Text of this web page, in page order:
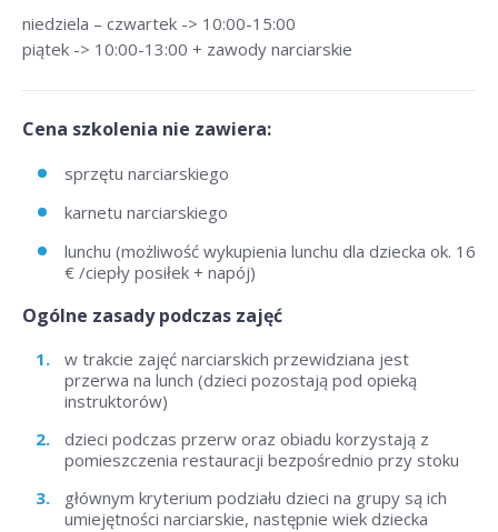
niedziela – czwartek -> 10:00-15:00
piątek -> 10:00-13:00 + zawody narciarskie
Cena szkolenia nie zawiera:
sprzętu narciarskiego
karnetu narciarskiego
lunchu (możliwość wykupienia lunchu dla dziecka ok. 16
€ /ciepły posiłek + napój)
Ogólne zasady podczas zajęć
w trakcie zajęć narciarskich przewidziana jest
przerwa na lunch (dzieci pozostają pod opieką
instruktorów)
dzieci podczas przerw oraz obiadu korzystają z
pomieszczenia restauracji bezpośrednio przy stoku
głównym kryterium podziału dzieci na grupy są ich
umiejętności narciarskie, następnie wiek dziecka